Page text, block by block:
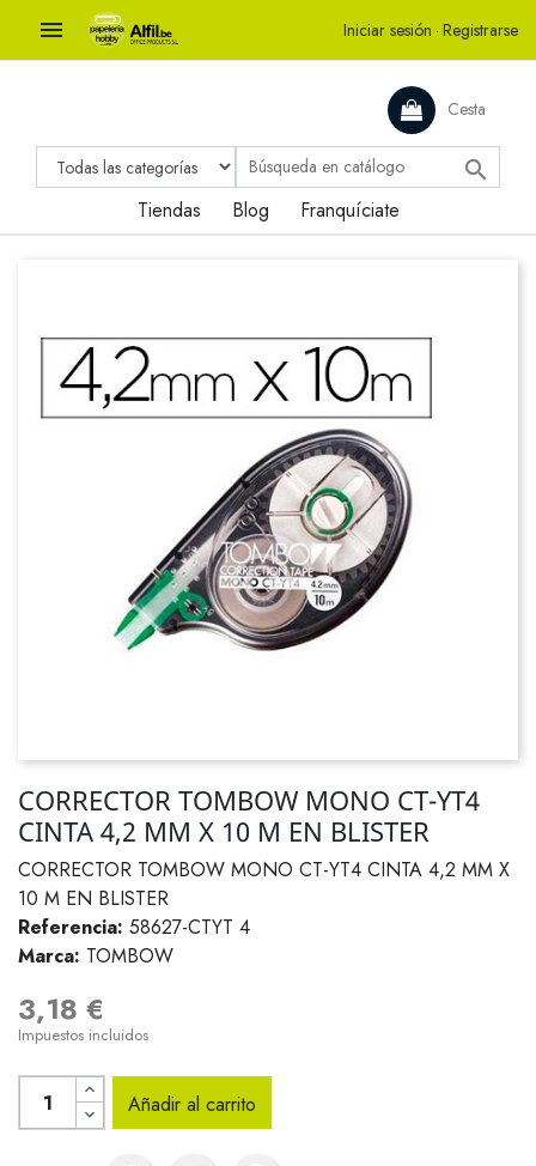
 Iniciar sesión · Registrarse
Cesta

Tiendas Blog Franquíciate
CORRECTOR TOMBOW MONO CT-YT4
CINTA 4,2 MM X 10 M EN BLISTER
CORRECTOR TOMBOW MONO CT-YT4 CINTA 4,2 MM X
10 M EN BLISTER
Referencia: 58627-CTYT 4
Marca: TOMBOW
3,18 €
Impuestos incluidos
Añadir al carrito